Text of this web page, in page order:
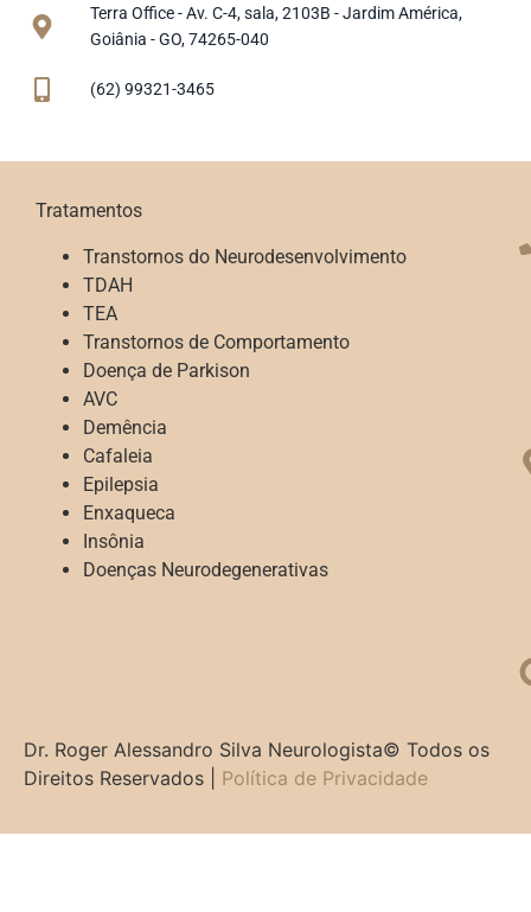
Terra Office - Av. C-4, sala, 2103B - Jardim América,
Goiânia - GO, 74265-040
(62) 99321-3465
Tratamentos
Transtornos do Neurodesenvolvimento
TDAH
TEA
Transtornos de Comportamento
Doença de Parkison
AVC
Demência
Cafaleia
Epilepsia
Enxaqueca
Insônia
Doenças Neurodegenerativas
Dr. Roger Alessandro Silva Neurologista© Todos os
Direitos Reservados | Política de Privacidade